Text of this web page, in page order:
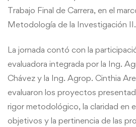
Trabajo Final de Carrera, en el
Metodología de la Investigación II.
La jornada contó con la
evaluadora integrada por la Ing.
Chávez y la Ing. Agrop. Cinthia
evaluaron los proyectos
rigor metodológico, la claridad en
objetivos y la pertinencia de las